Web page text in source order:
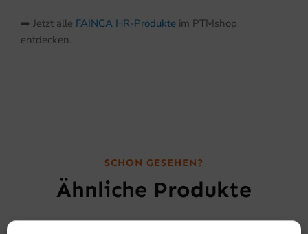
➡️ Jetzt alle FAINCA HR-Produkte im PTMshop
entdecken.
SCHON GESEHEN?
Ähnliche Produkte